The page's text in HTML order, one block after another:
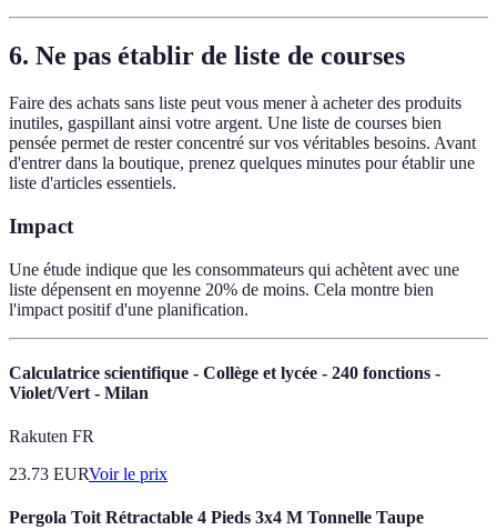
6. Ne pas établir de liste de courses
Faire des achats sans liste peut vous mener à acheter des produits
inutiles, gaspillant ainsi votre argent. Une liste de courses bien
pensée permet de rester concentré sur vos véritables besoins. Avant
d'entrer dans la boutique, prenez quelques minutes pour établir une
liste d'articles essentiels.
Impact
Une étude indique que les consommateurs qui achètent avec une
liste dépensent en moyenne 20% de moins. Cela montre bien
l'impact positif d'une planification.
Calculatrice scientifique - Collège et lycée - 240 fonctions -
Violet/Vert - Milan
Rakuten FR
23.73 EURVoir le prix
Pergola Toit Rétractable 4 Pieds 3x4 M Tonnelle Taupe